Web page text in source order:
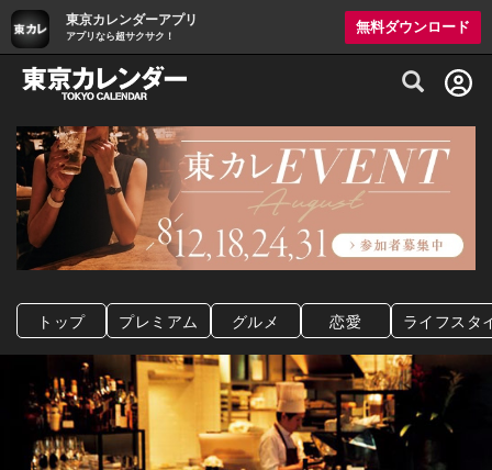
東京カレンダーアプリ
アプリなら超サクサク！
無料ダウンロード
グルメ情報・プレミアムレストラン予約
トップ プレミアム グルメ 恋愛 ライフスタ